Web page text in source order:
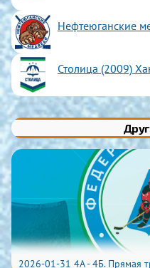
Нефтеюганские
Столица (2009)
2026-01-31 4А - 4Б. Прямая